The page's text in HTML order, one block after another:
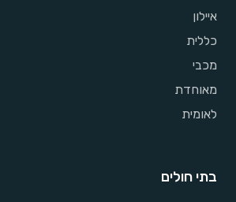
איילון
כללית
מכבי
מאוחדת
לאומית
בתי חולים